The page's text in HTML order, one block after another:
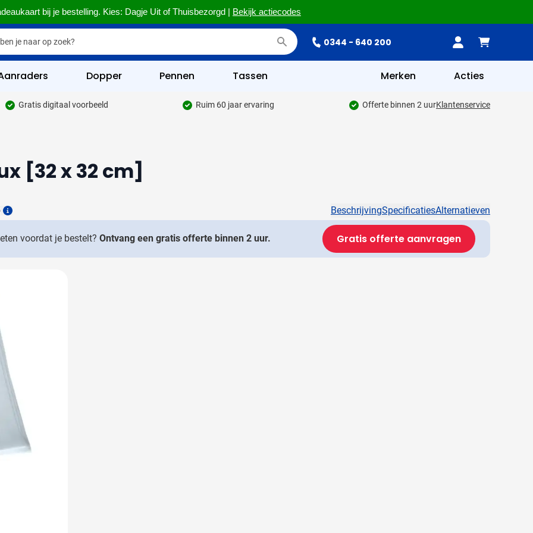
bij je bestelling. Kies: Dagje Uit of Thuisbezorgd | Bekijk actiecodes
0344 - 640 200
& Kantoor categorie
categorie
categorie
categorie
& Veiligheid categorie
categorie
& Wellness categorie
& Tafelen categorie
categorie
categorie
categorie
categorie
& overig categorie
Dopper Pennen Tassen Merken Acties
Gratis digitaal voorbeeld Ruim 60 jaar ervaring Offerte binnen 2 uurKlantenservice
[32 x 32 cm]
Details
BeschrijvingSpecificatiesAlternatieven
voordat je bestelt? Ontvang een gratis offerte binnen 2 uur. Gratis offerte aanvragen